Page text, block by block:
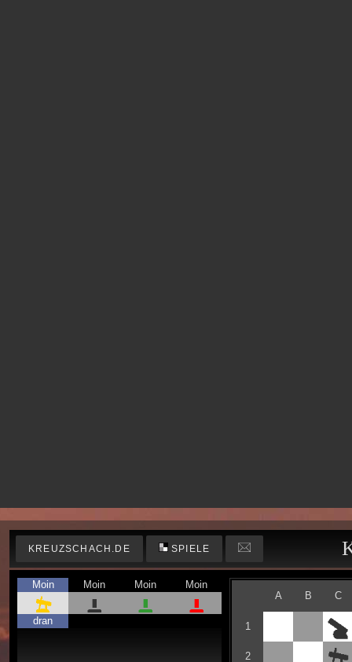
KREUZSCHACH.DE SPIELE
Moin
dran
Moin Moin
Moin
A
B C
1
2